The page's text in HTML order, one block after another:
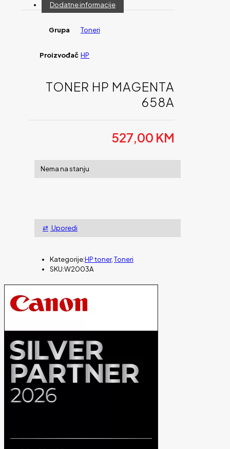
Dodatne informacije
Grupa Toneri
Proizvođač HP
TONER HP MAGENTA
658A
527,00 KM
Nema na stanju
Uporedi
Kategorije:HP toner,Toneri
SKU:W2003A